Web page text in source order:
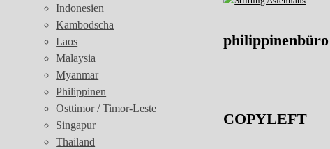
Indonesien
Kambodscha
Laos
Malaysia
Myanmar
Philippinen
Osttimor / Timor-Leste
Singapur
Thailand
philippinenbüro
COPYLEFT